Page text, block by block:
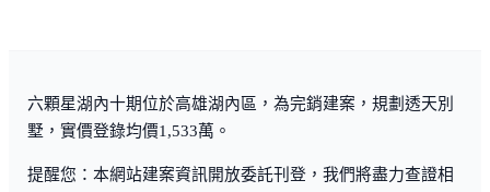
六顆星湖內十期位於高雄湖內區，為完銷建案，規劃透天別
墅，實價登錄均價1,533萬。
提醒您：本網站建案資訊開放委託刊登，我們將盡力查證相